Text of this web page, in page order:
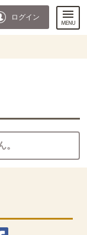
ログイン
。